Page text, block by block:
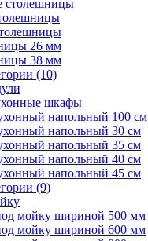
столешницы
26 мм
38 мм
(10)
шкафы
напольный 100 см
напольный 30 см
напольный 35 см
напольный 40 см
напольный 45 см
(9)
мойку шириной 500 мм
мойку шириной 600 мм